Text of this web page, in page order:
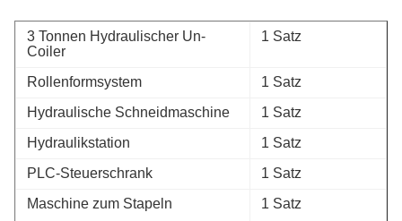
3 Tonnen Hydraulischer Un-
Coiler
1 Satz
Rollenformsystem
1 Satz
Hydraulische Schneidmaschine
1 Satz
Hydraulikstation
1 Satz
PLC-Steuerschrank
1 Satz
Maschine zum Stapeln
1 Satz